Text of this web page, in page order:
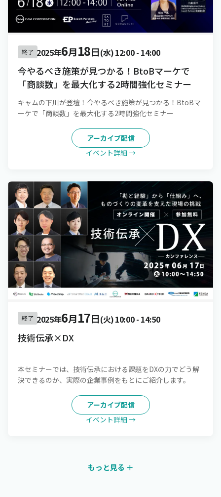
終了 2025年6月18日(水)12:00- 14:00
今やるべき施策が見つかる！BtoBマーケで
「商談数」を最大化する2時間強化セミナー
キャムの下川が登壇！今やるべき施策が見つかる！BtoBマ
ーケで「商談数」を最大化する2時間強化セミナー
アーカイブ配信
イベント詳細 →
終了 2025年6月17日(火)10:00- 14:50
技術伝承×DX
本セミナーでは、技術伝承における課題をDXの力でどう解
決できるのか、実際の企業事例をもとにご紹介します。
アーカイブ配信
イベント詳細 →
もっと見る ＋